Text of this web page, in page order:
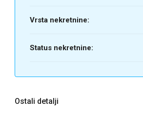
Vrsta nekretnine:
Status nekretnine:
Ostali detalji